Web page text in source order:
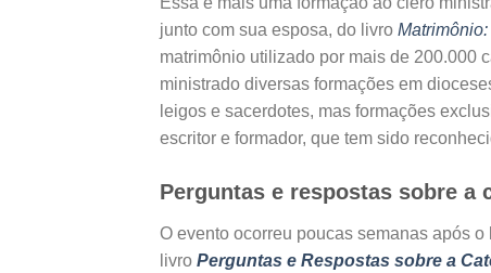
junto com sua esposa, do livro
matrimônio utilizado por mais de 200.000
ministrado diversas formações em
leigos e sacerdotes, mas formações
escritor e formador, que tem sido
Perguntas e respostas sobre a
O evento ocorreu poucas semanas após
livro Perguntas e Respostas sobre a